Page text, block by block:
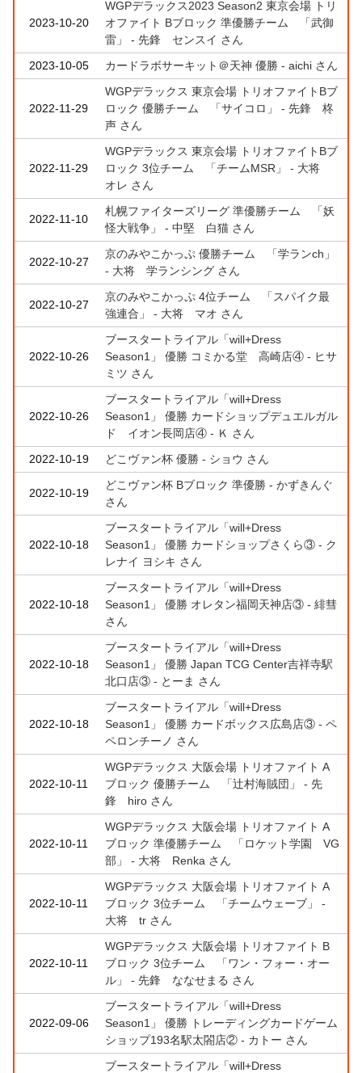
2023-10-20
WGPデラックス2023 Season2 東京会場 トリ
オファイト Bブロック 準優勝チーム 「武御
雷」 - 先鋒 センスイ さん
2023-10-05
カードラボサーキット＠天神 優勝 - aichi さん
2022-11-29
WGPデラックス 東京会場 トリオファイトBブ
ロック 優勝チーム 「サイコロ」 - 先鋒 柊
声 さん
2022-11-29
WGPデラックス 東京会場 トリオファイトBブ
ロック 3位チーム 「チームMSR」 - 大将
オレ さん
2022-11-10
札幌ファイターズリーグ 準優勝チーム 「妖
怪大戦争」 - 中堅 白猫 さん
2022-10-27
京のみやこかっぷ 優勝チーム 「学ランch」
- 大将 学ランシング さん
2022-10-27
京のみやこかっぷ 4位チーム 「スパイク最
強連合」 - 大将 マオ さん
2022-10-26
ブースタートライアル「will+Dress
Season1」 優勝 コミかる堂 高崎店④ - ヒサ
ミツ さん
2022-10-26
ブースタートライアル「will+Dress
Season1」 優勝 カードショップデュエルガル
ド イオン長岡店④ - Ｋ さん
2022-10-19
どこヴァン杯 優勝 - ショウ さん
2022-10-19
どこヴァン杯 Bブロック 準優勝 - かずきんぐ
さん
2022-10-18
ブースタートライアル「will+Dress
Season1」 優勝 カードショップさくら③ - ク
レナイ ヨシキ さん
2022-10-18
ブースタートライアル「will+Dress
Season1」 優勝 オレタン福岡天神店③ - 緋彗
さん
2022-10-18
ブースタートライアル「will+Dress
Season1」 優勝 Japan TCG Center吉祥寺駅
北口店③ - とーま さん
2022-10-18
ブースタートライアル「will+Dress
Season1」 優勝 カードボックス広島店③ - ペ
ペロンチーノ さん
2022-10-11
WGPデラックス 大阪会場 トリオファイト A
ブロック 優勝チーム 「辻村海賊団」 - 先
鋒 hiro さん
2022-10-11
WGPデラックス 大阪会場 トリオファイト A
ブロック 準優勝チーム 「ロケット学園 VG
部」 - 大将 Renka さん
2022-10-11
WGPデラックス 大阪会場 トリオファイト A
ブロック 3位チーム 「チームウェーブ」 -
大将 tr さん
2022-10-11
WGPデラックス 大阪会場 トリオファイト B
ブロック 3位チーム 「ワン・フォー・オー
ル」 - 先鋒 ななせまる さん
2022-09-06
ブースタートライアル「will+Dress
Season1」 優勝 トレーディングカードゲーム
ショップ193名駅太閤店② - カトー さん
ブースタートライアル「will+Dress